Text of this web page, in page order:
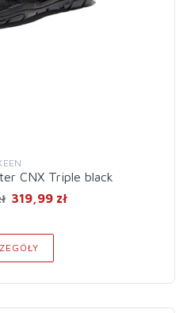
CNX Triple black
319,99 zł